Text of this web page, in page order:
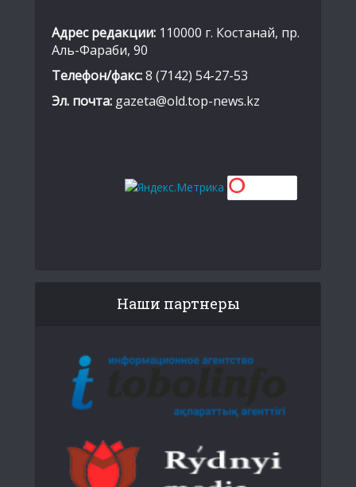
Адрес редакции: 110000 г. Костанай, пр.
Аль-Фараби, 90
Телефон/факс:8 (7142) 54-27-53
Эл. почта: gazeta@old.top-news.kz
Наши партнеры